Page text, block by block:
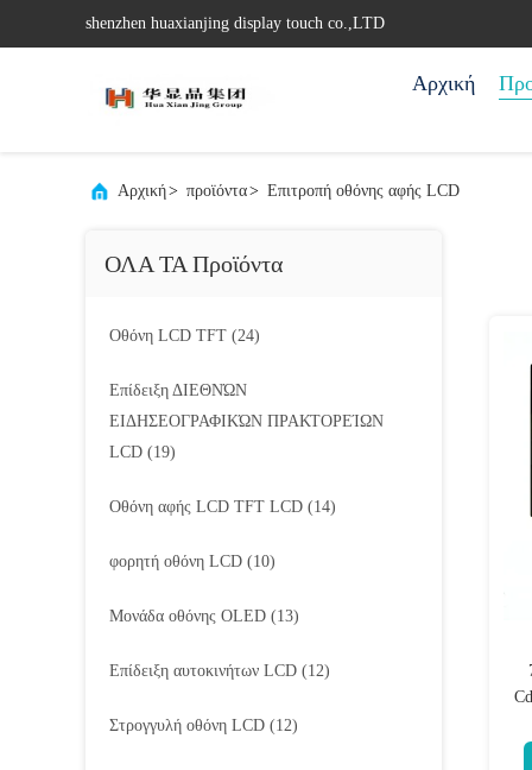
shenzhen huaxianjing display touch co.,LTD
Αρχική
Αρχική> προϊόντα> Επιτροπή οθόνης αφής LCD
ΟΛΑ ΤΑ Προϊόντα
Οθόνη LCD TFT (24)
Επίδειξη ΔΙΕΘΝΏΝ
ΕΙΔΗΣΕΟΓΡΑΦΙΚΏΝ ΠΡΑΚΤΟΡΕΊΩΝ
LCD (19)
Οθόνη αφής LCD TFT LCD (14)
φορητή οθόνη LCD (10)
Μονάδα οθόνης OLED (13)
Επίδειξη αυτοκινήτων LCD (12)
Στρογγυλή οθόνη LCD (12)